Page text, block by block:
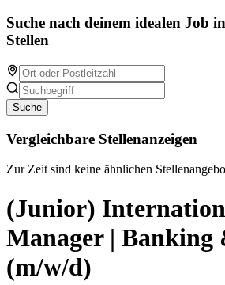
Suche nach deinem idealen Job
Stellen
Suche
Vergleichbare Stellenanzeigen
Zur Zeit sind keine ähnlichen
(Junior)
Manager |
(m/w/d)